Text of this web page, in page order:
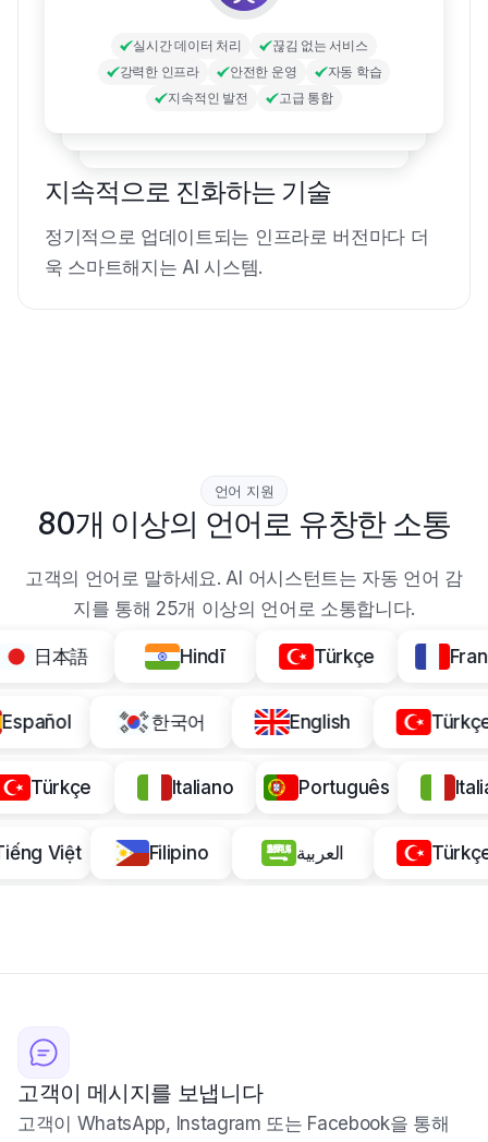
실시간 데이터 처리
끊김 없는 서비스
강력한 인프라
안전한 운영
자동 학습
지속적인 발전
고급 통합
지속적으로 진화하는 기술
정기적으로 업데이트되는 인프라로 버전마다 더
욱 스마트해지는 AI 시스템.
언어 지원
80개 이상의 언어로 유창한 소통
고객의 언어로 말하세요. AI 어시스턴트는 자동 언어 감
지를 통해 25개 이상의 언어로 소통합니다.
日本語 Hindī Türkçe
Español 한국어 English
Türkçe Italiano Português
Tiếng Việt Filipino العربية
고객이 메시지를 보냅니다
고객이 WhatsApp, Instagram 또는 Facebook을 통해